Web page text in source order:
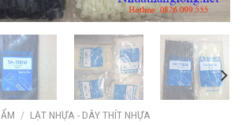
/ LẠT NHỰA - DÂY THÍT NHỰA